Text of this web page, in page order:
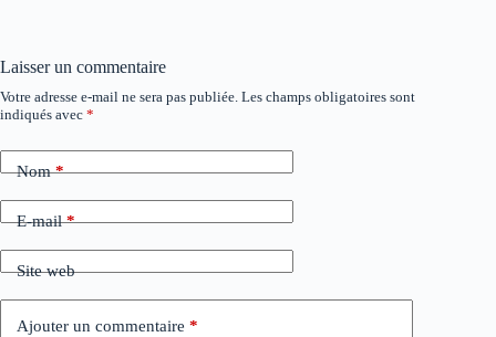
Laisser un commentaire
Votre adresse e-mail ne sera pas publiée. Les champs obligatoires sont
indiqués avec *
Nom*
E-mail*
Site web
Ajouter un commentaire *
A
l
r
n
v
e